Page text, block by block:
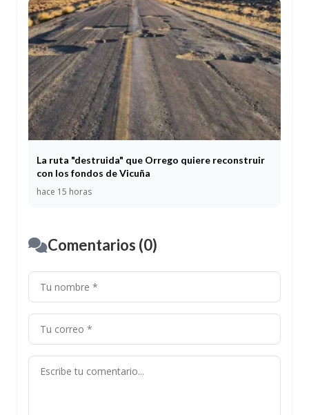
La ruta "destruida" que Orrego quiere reconstruir
con los fondos de Vicuña
hace 15 horas
Comentarios (0)